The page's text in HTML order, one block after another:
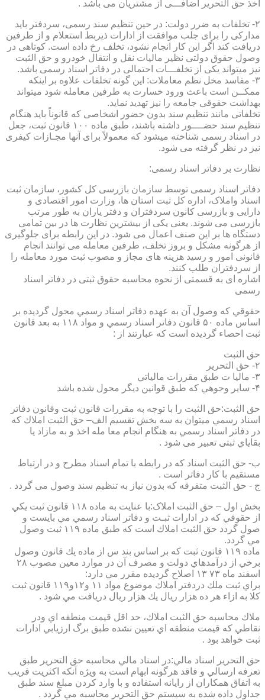
اخذ حق التحریر اضافـــی از مشتریان می باشد .
۲- تخلفات به ضرر دولت: در حین تنظیم سند رسمی، سردفتر باید
مدارکی را برای جلب موافقت از ادارات ذیربط استعلام و از طرفین
دریافت کند اگر این کار انجام نشود، تخلف رخ داده است. کوتاهی در
وصول حقوق دولتی نظیر مالیات نقل و انتقال خودرو و حق الثبت
نیز میتواند یکی از تخلفـــات احتمالی در دفاتر اسناد رسمی باشد.
۳- مفاسد مخل نظم معاملات: این گونه تخلفات علاوه بر اینکه
ممکــن است باعث ورود خسارت به طرفین معامله شود میتواند
بهداشت حقوقی جامعه را نیز تهدید نماید.
تخلفاتی مانند تنظیم سند بدون حضور اشخاصی که قانوناً باید هنگام
تنظیم سند حضــــور داشته باشند، طبق ماده ۱۰۰ قانون ثبت، جعل
در اسناد رسمی شناخته میشود که معمولاً برای آنها مجـازات کیفری
نیز در نظر گرفته می شود.
نظارت بر دفاتر اسناد رسمی:
دفاتر اسناد رسمی توسط سازمان بازرسی کل کشور، سازمان ثبت
اسناد واملاک، اداره کل ثبت استان ها، وزارت امور اقتصادی و
دارایی و بازرسی کانون سردفتران و دفتر یاران به طور مرتب
بازرسی می شوند. یعنی یکی از بیشترین نظارت ها در بین تمامی
دستگاه ها بر این صنف اعمال می شود. در این رابطه برای جلوگیری
از هرگونه مشکل و بروز تخلف، طرفین معامله می توانند انجام
قانونی امور و رسید هزینه های مجاز و مصوب ثبت مورد معامله را
از سردفتران طلب کنند.
اشاره ای به قسمتی از نحوه محاسبه حقوق ثبتی در دفاتر اسناد
رسمی
حقوقي كه وصول آن به عهده دفاتر اسناد رسمي محول گرديده بر
اساس ماده ۵۰ قانون دفاتر اسناد رسمي و مواد ۱۱۸ به بعد قانون
ثبت احصاء گرديده است كه عبارتند از :
حق الثبت
۲- حق التحرير
۳- ماليا ت طبق مقررات مالياتي
۴- ساير وجوهي كه طبق قوانين ديگر محول شده باشد
حق الثبت:حق الثبت را با توجه به مقررات قانون ثبت وقانون دفاتر
اسناد رسمي ميتوان به سه بخش تقسيم الف– حق الثبت املاك كه
در دفاتر اسناد رسمي به هنگام انجام معا مله اخذ و به مازاد يا
بقاياي ثبتی تعبیر می شود .
ب- حق الثبت اسناد كه در رابطه با تمام اسناد مطرح و در ارتباط
مستقيم با كار دفاتر است .
ج - حق الثبت متفرقه كه بدون نياز به تنظیم سند وصول می گردد .
بخش اول – حق الثبت املاک:با عنايت به ماده ۱۱۸ قانون ثبت يكي
از حقوقي كه در ادارات ثبـت و دفاتر اسناد رسمي مي بايست و
صول گردد حق الثبت املاك است كه طبق ماده ۱۱۹ ثبت وصول
مي گردد.
ماده ۱۱۹ قانون ثبت كه بر اساس بند س از ماده يك قانون وصول
برخي از درآمدهاي دولت و مصرف آن در موارد معين مصوب ۲۸
اسفند ماه ۷۳ ۱۳ اصلاح گرديده مقرر مي دارد:
براي ثبت ملك دردفتر املاك موضوع مواد ۱۱ و۱۲و۱۱۹ قانون ثبت
كلا به ازاء هر ده هزار ريال يك هزار ريال دريافت مي شود .
ملاك محاسبه حق الثبت املاك، حد اقل قيمت منطقه اي ودر
نقاطي كه قيمت منطقه اي تعيين نشده طبق برگ ارزيابي ادارات
ثبت خواهد بود .
حق التحرير اسناد مالي:در اسناد مالي محاسبه حق التحرير طبق
تعرفه ارسالي و فاقد هرگونه ابهام است به ويژه آنكه اكثريت قريب
به اتفاق همكاران از رايانه استفاده و با وارد كردن مبلغ سند طبق
جداول داده شده به سيستم حق التحرير محاسبه مي گردد .